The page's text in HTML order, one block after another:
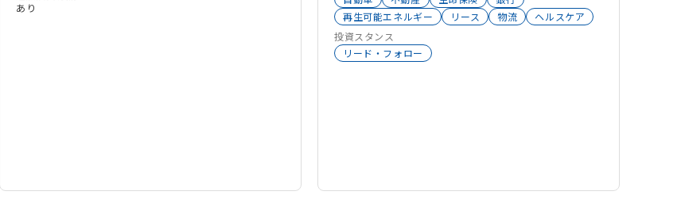
スマートシティ
あり
を起点とした「金融」の専門性は、現在では融資、
事業投資、生命保険、銀行、資産運用へと拡大して
います。「モノ」の専門性は、産業/ICT 機器、自
企業や人々に活力をもたらす企業活動を通じて社会
マンション管理
アセットマネジメント
航空機
AI
医療 ロボティクス ヘルスケア
ドローン
シェアリングエコノミー
再生可能エネルギー
リース 物流
ヘルスケア
投資スタンス
リード・フォロー